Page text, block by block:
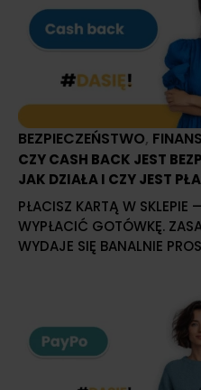
BEZPIECZEŃSTWO,
CZY CASH BACK JEST
JAK DZIAŁA I CZY JEST
PŁACISZ KARTĄ W
WYPŁACIĆ GOTÓWKĘ.
WYDAJE SIĘ BANALNIE